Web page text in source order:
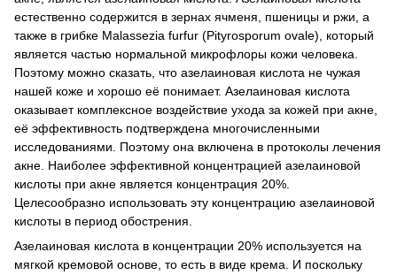
естественно содержится в зернах ячменя, пшеницы и ржи, а
также в грибке Malassezia furfur (Pityrosporum ovale), который
является частью нормальной микрофлоры кожи человека.
Поэтому можно сказать, что азелаиновая кислота не чужая
нашей коже и хорошо её понимает. Азелаиновая кислота
оказывает комплексное воздействие ухода за кожей при акне,
её эффективность подтверждена многочисленными
исследованиями. Поэтому она включена в протоколы лечения
акне. Наиболее эффективной концентрацией азелаиновой
кислоты при акне является концентрация 20%.
Целесообразно использовать эту концентрацию азелаиновой
кислоты в период обострения.
Азелаиновая кислота в концентрации 20% используется на
мягкой кремовой основе, то есть в виде крема. И поскольку